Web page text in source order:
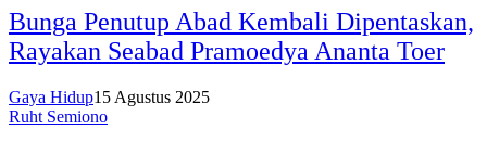
Bunga Penutup Abad Kembali Dipentaskan,
Rayakan Seabad Pramoedya Ananta Toer
Gaya Hidup15 Agustus 2025
Ruht Semiono